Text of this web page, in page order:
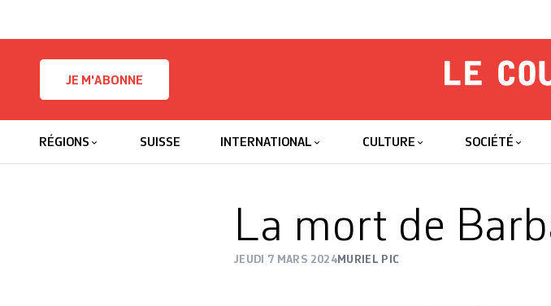
JE M'ABONNE
Le
RÉGIONS SUISSE INTERNATIONAL CULTURE SOCIÉTÉ
La mort de
JEUDI 7 MARS 2024MURIEL PIC